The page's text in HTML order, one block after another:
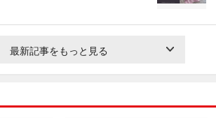
最新記事をもっと見る